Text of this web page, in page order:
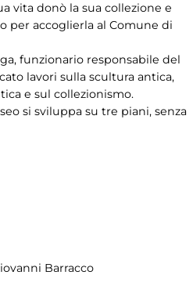
vita donò la sua collezione e
per accoglierla al Comune di
funzionario responsabile del
lavori sulla scultura antica,
e sul collezionismo.
si sviluppa su tre piani, senza
Barracco